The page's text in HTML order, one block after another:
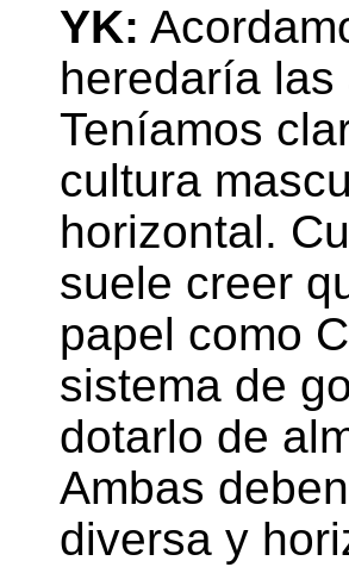
YK:
heredaría
Teníamos
cultura
horizontal.
suele creer
papel como
sistema de
dotarlo de
Ambas
diversa y